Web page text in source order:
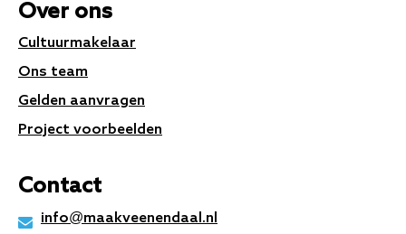
Over ons
Cultuurmakelaar
Ons team
Gelden aanvragen
Project voorbeelden
Contact
info@maakveenendaal.nl